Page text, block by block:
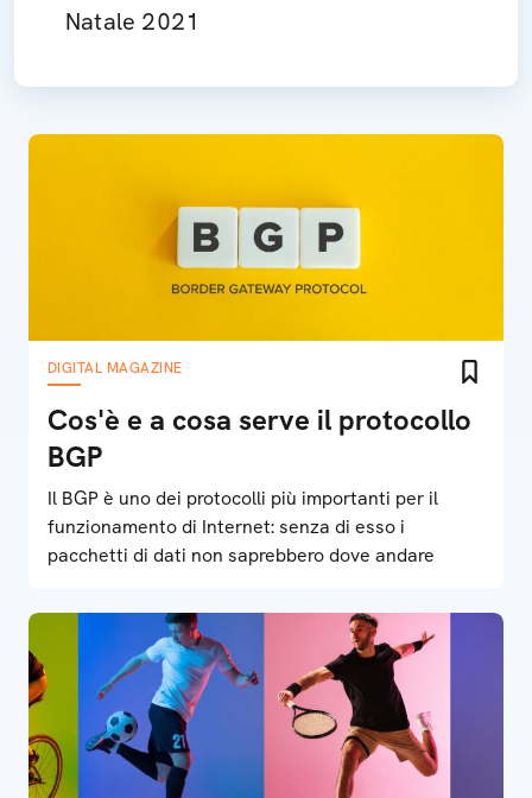
Natale 2021
DIGITAL MAGAZINE
Cos'è e a cosa serve il protocollo
BGP
Il BGP è uno dei protocolli più importanti per il
funzionamento di Internet: senza di esso i
pacchetti di dati non saprebbero dove andare